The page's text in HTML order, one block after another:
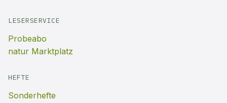
LESERSERVICE
Probeabo
natur Marktplatz
HEFTE
Sonderhefte